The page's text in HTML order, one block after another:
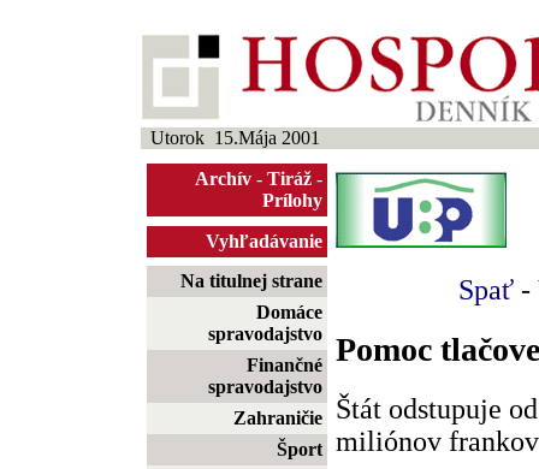
Utorok 15.Mája 2001
Archív - Tiráž -
Prílohy
Vyhľadávanie
Na titulnej strane
Domáce
spravodajstvo
Finančné
spravodajstvo
Zahraničie
Šport
Spať -
Pomoc
Štát odstupuje
miliónov frankov